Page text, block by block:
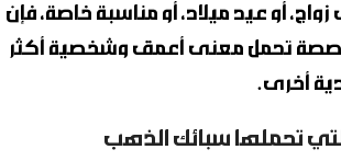
أو عيد ميلاد، أو مناسبة خاصة، فإن
تحمل معنى أعمق وشخصية أكثر
أخرى.
التي تحملها سبائك الذهب